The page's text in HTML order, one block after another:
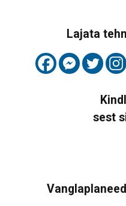
Lajata
sest